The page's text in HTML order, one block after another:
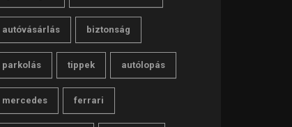
autóvásárlás biztonság
parkolás tippek autólopás
mercedes ferrari